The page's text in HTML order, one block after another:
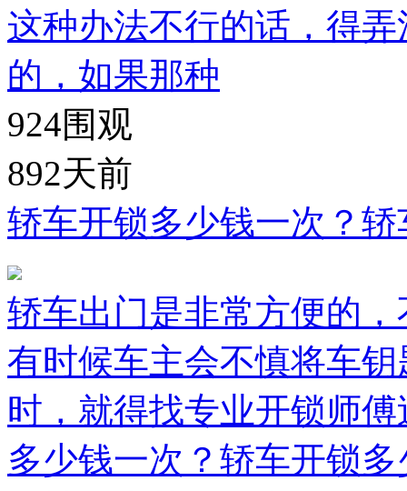
这种办法不行的话，得
的，如果那种
924围观
892天前
轿车开锁多少钱一次？
轿车出门是非常方便的
有时候车主会不慎将车
时，就得找专业开锁师
多少钱一次？轿车开锁